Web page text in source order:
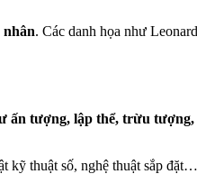
nhân. Các danh họa như
ấn tượng, lập thể, trừu
thuật số, nghệ thuật sắp